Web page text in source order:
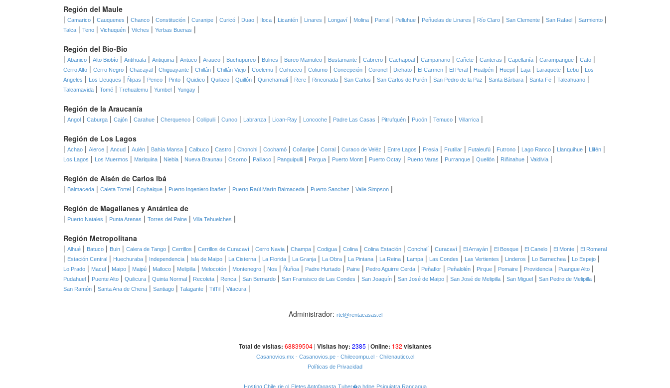
Región del Maule
| Camarico | Cauquenes | Chanco | Constitución | Curanipe | Curicó | Duao | Iloca | Licantén | Linares | Longaví | Molina | Parral | Pelluhue | Peñuelas de Linares | Río Claro | San Clemente | San Rafael | Sarmiento |
Talca | Teno | Vichuquén | Vilches | Yerbas Buenas |
Región del Bio-Bio
| Abanico | Alto Biobío | Antihuala | Antiquina | Antuco | Arauco | Buchupureo | Bulnes | Bureo Mamuleo | Bustamante | Cabrero | Cachapoal | Campanario | Cañete | Canteras | Capellanía | Carampangue | Cato |
Cerro Alto | Cerro Negro | Chacayal | Chiguayante | Chillán | Chillán Viejo | Coelemu | Coihueco | Coliumo | Concepción | Coronel | Dichato | El Carmen | El Peral | Hualpén | Huepil | Laja | Laraquete | Lebu | Los
Angeles | Los Lleuques | Ñipas | Penco | Pinto | Quidico | Quilaco | Quillón | Quinchamalí | Rere | Rinconada | San Carlos | San Carlos de Purén | San Pedro de la Paz | Santa Bárbara | Santa Fe | Talcahuano |
Talcamavida | Tomé | Trehualemu | Yumbel | Yungay |
Región de la Araucanía
| Angol | Caburga | Cajón | Carahue | Cherquenco | Collipulli | Cunco | Labranza | Lican-Ray | Loncoche | Padre Las Casas | Pitrufquén | Pucón | Temuco | Villarrica |
Región de Los Lagos
| Achao | Alerce | Ancud | Aulén | Bahía Mansa | Calbuco | Castro | Chonchi | Cochamó | Coñaripe | Corral | Curaco de Veléz | Entre Lagos | Fresia | Frutillar | Futaleufú | Futrono | Lago Ranco | Llanquihue | Llifén |
Los Lagos | Los Muermos | Mariquina | Niebla | Nueva Braunau | Osorno | Paillaco | Panguipulli | Pargua | Puerto Montt | Puerto Octay | Puerto Varas | Purranque | Quellón | Riñinahue | Valdivia |
Región de Aisén de Carlos Ibá
| Balmaceda | Caleta Tortel | Coyhaique | Puerto Ingeniero Ibañez | Puerto Raúl Marín Balmaceda | Puerto Sanchez | Valle Simpson |
Región de Magallanes y Antártica de
| Puerto Natales | Punta Arenas | Torres del Paine | Villa Tehuelches |
Región Metropolitana
| Alhué | Batuco | Buin | Calera de Tango | Cerrillos | Cerrillos de Curacaví | Cerro Navia | Champa | Codigua | Colina | Colina Estación | Conchalí | Curacaví | El Arrayán | El Bosque | El Canelo | El Monte | El Romeral
| Estación Central | Huechuraba | Independencia | Isla de Maipo | La Cisterna | La Florida | La Granja | La Obra | La Pintana | La Reina | Lampa | Las Condes | Las Vertientes | Linderos | Lo Barnechea | Lo Espejo |
Lo Prado | Macul | Maipo | Maipú | Malloco | Melipilla | Melocotón | Montenegro | Nos | Ñuñoa | Padre Hurtado | Paine | Pedro Aguirre Cerda | Peñaflor | Peñalolén | Pirque | Pomaire | Providencia | Puangue Alto |
Pudahuel | Puente Alto | Quilicura | Quinta Normal | Recoleta | Renca | San Bernardo | San Fransisco de Las Condes | San Joaquín | San José de Maipo | San José de Melipilla | San Miguel | San Pedro de Melipilla |
San Ramón | Santa Ana de Chena | Santiago | Talagante | TilTil | Vitacura |
Administrador: rtcl@rentacasas.cl
Total de visitas: 68839504| Visitas hoy: 2385 | Online: 132 visitantes
Casanovios.mx - Casanovios.pe- Chilecompu.cl- Chilenautico.cl
Políticas de Privacidad
Hosting Chile rie.cl Fletes Antofagasta Tuber�a hdpe Psiquiatra Rancagua